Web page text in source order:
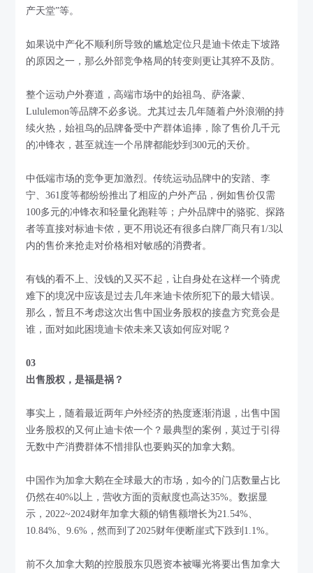
产天堂”等。
如果说中产化不顺利所导致的尴尬定位只是迪卡侬走下坡路
的原因之一，那么外部竞争格局的转变则更让其猝不及防。
整个运动户外赛道，高端市场中的始祖鸟、萨洛蒙、
Lululemon等品牌不必多说。尤其过去几年随着户外浪潮的持
续火热，始祖鸟的品牌备受中产群体追捧，除了售价几千元
的冲锋衣，甚至就连一个吊牌都能炒到300元的天价。
中低端市场的竞争更加激烈。传统运动品牌中的安踏、李
宁、361度等都纷纷推出了相应的户外产品，例如售价仅需
100多元的冲锋衣和轻量化跑鞋等；户外品牌中的骆驼、探路
者等直接对标迪卡侬，更不用说还有很多白牌厂商只有1/3以
内的售价来抢走对价格相对敏感的消费者。
有钱的看不上、没钱的又买不起，让自身处在这样一个骑虎
难下的境况中应该是过去几年来迪卡侬所犯下的最大错误。
那么，暂且不考虑这次出售中国业务股权的接盘方究竟会是
谁，面对如此困境迪卡侬未来又该如何应对呢？
03
出售股权，是福是祸？
事实上，随着最近两年户外经济的热度逐渐消退，出售中国
业务股权的又何止迪卡侬一个？最典型的案例，莫过于引得
无数中产消费群体不惜排队也要购买的加拿大鹅。
中国作为加拿大鹅在全球最大的市场，如今的门店数量占比
仍然在40%以上，营收方面的贡献度也高达35%。数据显
示，2022~2024财年加拿大额的销售额增长为21.54%、
10.84%、9.6%，然而到了2025财年便断崖式下跌到1.1%。
前不久加拿大鹅的控股股东贝恩资本被曝光将要出售加拿大